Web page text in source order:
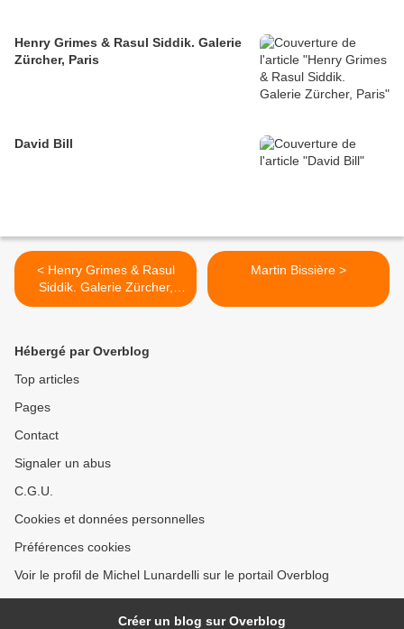
Henry Grimes & Rasul Siddik. Galerie
Zürcher, Paris
David Bill
< Henry Grimes & Rasul
Siddik. Galerie Zürcher,
Paris
Martin Bissière >
Hébergé par Overblog
Top articles
Pages
Contact
Signaler un abus
C.G.U.
Cookies et données personnelles
Préférences cookies
Voir le profil de Michel Lunardelli sur le portail Overblog
Créer un blog sur Overblog